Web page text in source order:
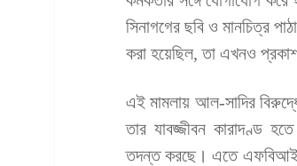
সিনাগগের ছবি ও মানচিত্র
করা হয়েছিল, তা এখনও
এই মামলায় আল-সাদির
তার যাবজ্জীবন কারাদণ্ড
তদন্ত করছে। এতে এফবিআই,